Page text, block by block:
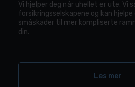
Vi hjelper deg når uhellet er ute. Vi
forsikringsselskapene og kan
småskader til mer kompliserte
din.
Les mer